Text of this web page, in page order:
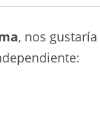
, nos